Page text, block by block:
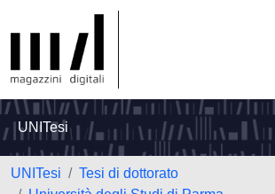
UNITesi
UNITesi
Tesi di dottorato